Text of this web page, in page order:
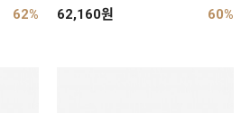
62% 62,160원 60%